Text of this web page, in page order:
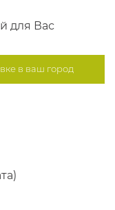
для Вас
в ваш город